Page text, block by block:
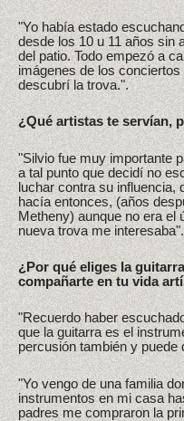
"Yo había estado
desde los 10 u 11 años sin
del patio. Todo empezó a
imágenes de los
descubrí la trova.".
¿Qué artistas te servían,
"Silvio fue muy importante
a tal punto que decidí no
luchar contra su influencia,
hacía entonces, (años
Metheny) aunque no era el
nueva trova me interesaba".
¿Por qué eliges la
compañarte en tu vida
"Recuerdo haber
que la guitarra es el
percusión también y puede
"Yo vengo de una familia
instrumentos en mi casa
padres me compraron la